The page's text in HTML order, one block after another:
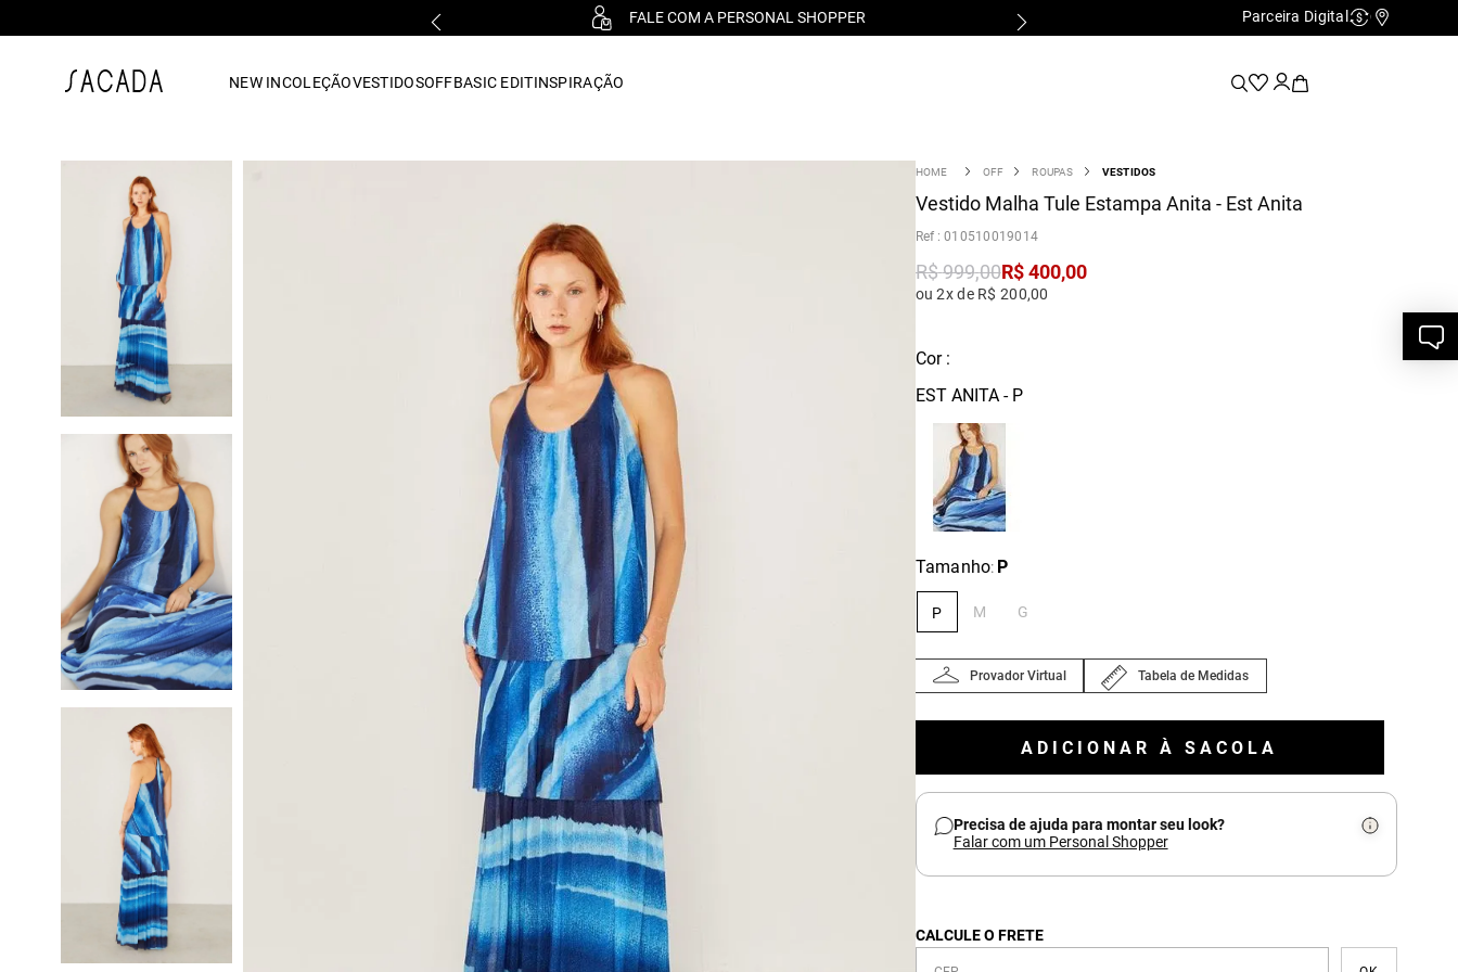
FALE COM A PERSONAL SHOPPER Parceira Digital Cashback
NEW INCOLEÇÃOVESTIDOSOFFBASIC EDITINSPIRAÇÃO
OFF ROUPAS VESTIDOS
Vestido Malha Tule Estampa Anita - Est Anita
:010510019014
R$999,00R$ 400,00
ou 2x de R$ 200,00
Cor :
EST ANITA - P
Tamanho: P
P M G
Provador Virtual Tabela de Medidas
ADICIONAR À SACOLA
Precisa de ajuda para montar seu look?
Falar com um Personal Shopper
CALCULE O FRETE
vestido midi
vestido curto